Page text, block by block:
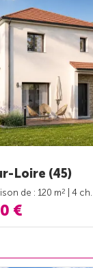
Loire (45)
de : 120 m2
| 4 ch.
€